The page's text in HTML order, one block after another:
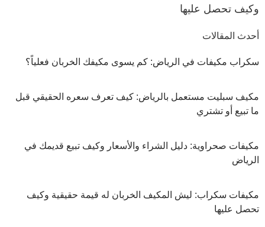
أحدث المقالات
سكراب مكيفات في الرياض: كم يسوى مكيفك الخربان فعلياً؟
مكيف سبليت مستعمل بالرياض: كيف تعرف سعره الحقيقي قبل
ما تبيع أو تشتري
مكيفات صحراوية: دليل الشراء والأسعار وكيف تبيع قديمك في
الرياض
مكيفات سكراب: ليش المكيف الخربان له قيمة حقيقية وكيف
تحصل عليها
وكيف تحصل عليها